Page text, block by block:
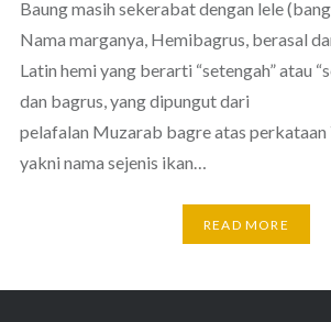
Baung masih sekerabat dengan lele
Nama marganya, Hemibagrus, berasal
Latin hemi yang berarti “setengah” atau
dan bagrus, yang dipungut dari
pelafalan Muzarab bagre atas perkataan
yakni nama sejenis ikan…
READ MORE